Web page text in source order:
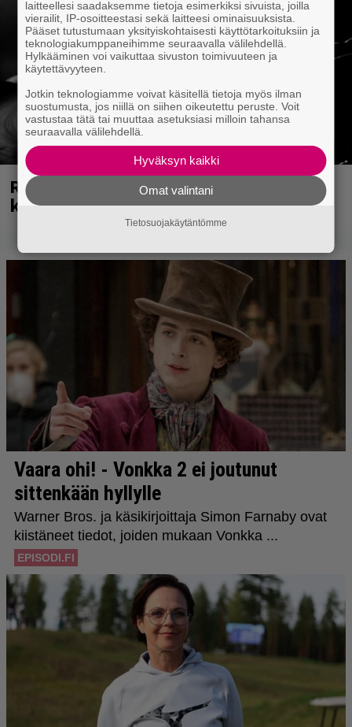
Rushin Neail Peartista ilmestyy ensi
kuussa dokumentti
laitteellesi saadaksemme tietoja esimerkiksi sivuista, joilla
vierailit, IP-osoitteestasi sekä laitteesi ominaisuuksista.
Pääset tutustumaan yksityiskohtaisesti käyttötarkoituksiin ja
teknologiakumppaneihimme seuraavalla välilehdellä.
Hylkääminen voi vaikuttaa sivuston toimivuuteen ja
käytettävyyteen.
Jotkin teknologiamme voivat käsitellä tietoja myös ilman
suostumusta, jos niillä on siihen oikeutettu peruste. Voit
vastustaa tätä tai muuttaa asetuksiasi milloin tahansa
seuraavalla välilehdellä.
Hyväksyn kaikki
Omat valintani
Tietosuojakäytäntömme